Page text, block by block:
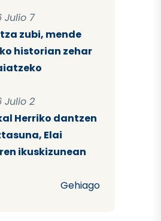
Julio 7
zubi, mende
historian zehar
Julio 2
Herriko dantzen
Elai
ikuskizunean
Gehiago